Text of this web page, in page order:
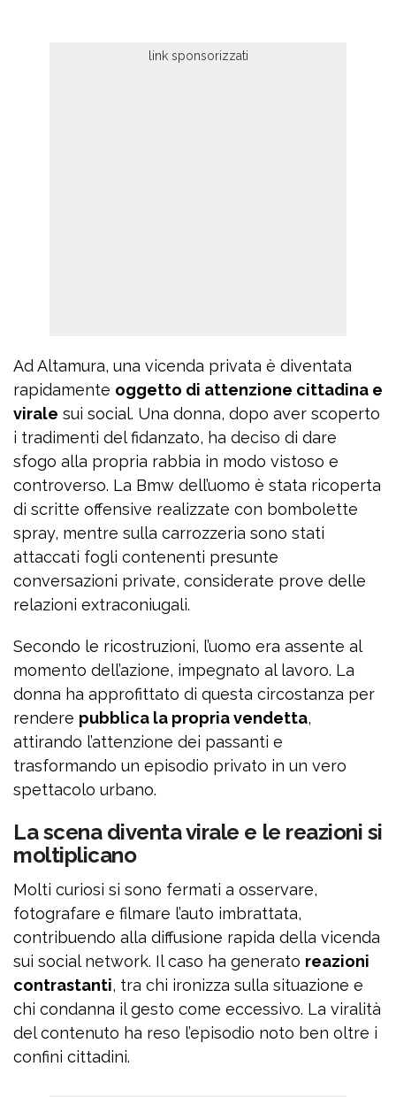
Ad Altamura, una vicenda privata è diventata
rapidamente oggetto di attenzione cittadina e
virale sui social. Una donna, dopo aver scoperto
i tradimenti del fidanzato, ha deciso di dare
sfogo alla propria rabbia in modo vistoso e
controverso. La Bmw dell’uomo è stata ricoperta
di scritte offensive realizzate con bombolette
spray, mentre sulla carrozzeria sono stati
attaccati fogli contenenti presunte
conversazioni private, considerate prove delle
relazioni extraconiugali.
Secondo le ricostruzioni, l’uomo era assente al
momento dell’azione, impegnato al lavoro. La
donna ha approfittato di questa circostanza per
rendere pubblica la propria vendetta,
attirando l’attenzione dei passanti e
trasformando un episodio privato in un vero
spettacolo urbano.
La scena diventa virale e le reazioni si
moltiplicano
Molti curiosi si sono fermati a osservare,
fotografare e filmare l’auto imbrattata,
contribuendo alla diffusione rapida della vicenda
sui social network. Il caso ha generato reazioni
contrastanti, tra chi ironizza sulla situazione e
chi condanna il gesto come eccessivo. La viralità
del contenuto ha reso l’episodio noto ben oltre i
confini cittadini.